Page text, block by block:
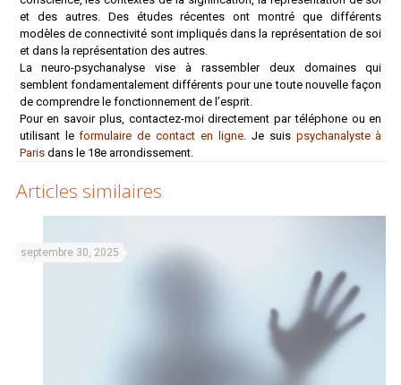
et des autres. Des études récentes ont montré que différents
modèles de connectivité sont impliqués dans la représentation de soi
et dans la représentation des autres.
La neuro-psychanalyse vise à rassembler deux domaines qui
semblent fondamentalement différents pour une toute nouvelle façon
de comprendre le fonctionnement de l’esprit.
Pour en savoir plus, contactez-moi directement par téléphone ou en
utilisant leformulaire de contact en ligne. Je suis psychanalyste à
Parisdans le 18e arrondissement.
Articles similaires
septembre 30, 2025